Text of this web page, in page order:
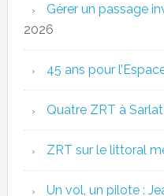
Gérer un passage
2026
45 ans pour
Quatre ZRT à
ZRT sur le littoral
Un vol, un pilote :